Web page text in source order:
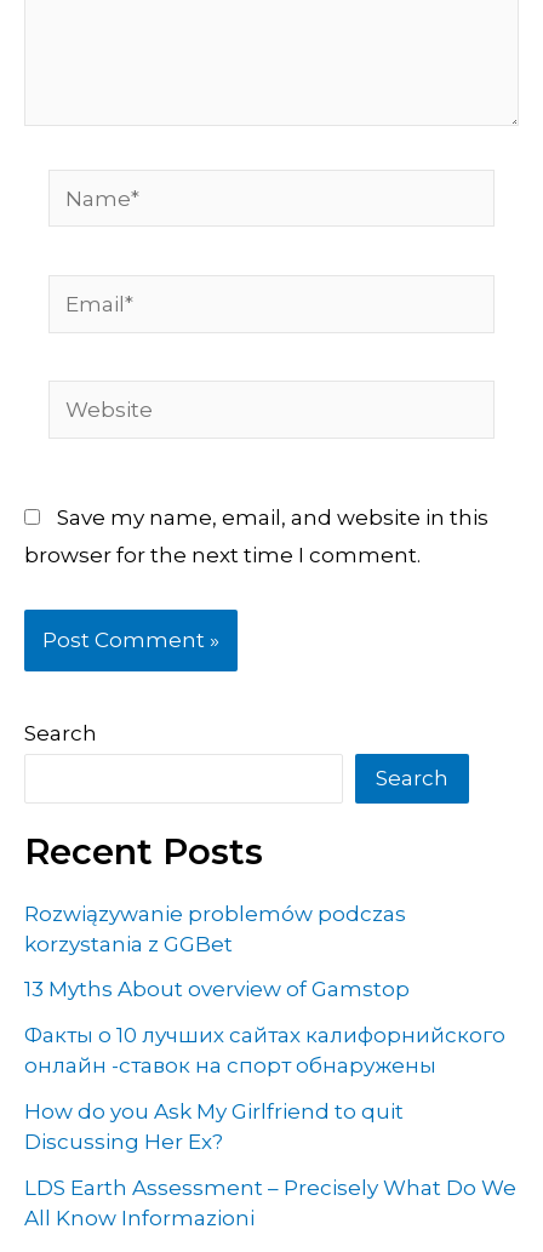
Name*
Email*
Website
Save my name, email, and website in this
browser for the next time I comment.
Search
Search
Recent Posts
Rozwiązywanie problemów podczas
korzystania z GGBet
13 Myths About overview of Gamstop
Факты о 10 лучших сайтах калифорнийского
онлайн -ставок на спорт обнаружены
How do you Ask My Girlfriend to quit
Discussing Her Ex?
LDS Earth Assessment – Precisely What Do We
All Know Informazioni